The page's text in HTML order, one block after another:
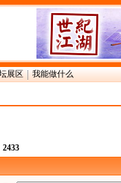
展区 我能做什么
2433